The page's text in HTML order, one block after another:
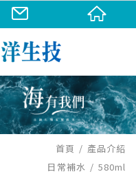
首頁 產品介紹
日常補水 580ml